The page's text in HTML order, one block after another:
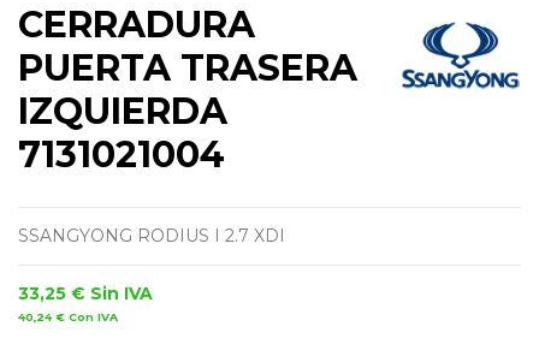
CERRADURA
PUERTA TRASERA
IZQUIERDA
7131021004
SSANGYONG RODIUS I 2.7 XDI
33,25 € Sin IVA
40,24 € Con IVA